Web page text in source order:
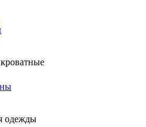
одежды